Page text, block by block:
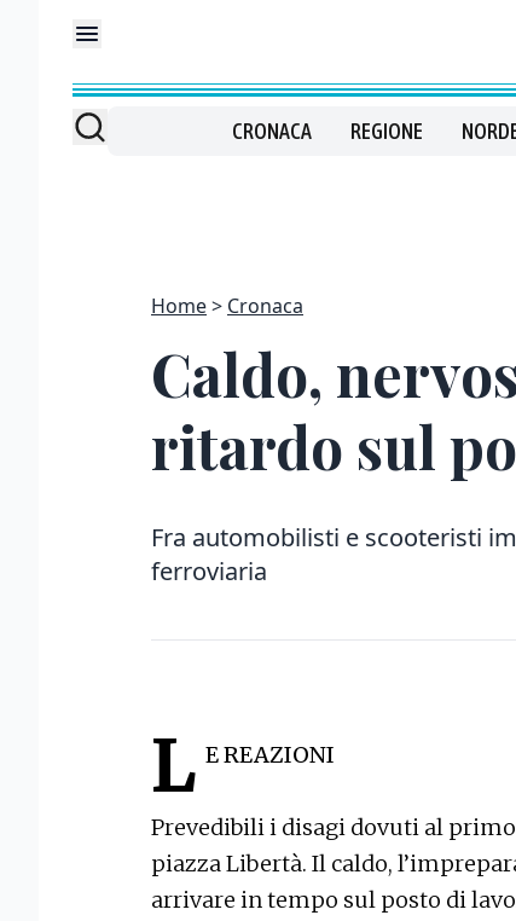
CRONACA REGIONE
Home Cronaca
Caldo,
ritardo sul
Fra automobilisti e scooteristi
ferroviaria
L E REAZIONI
Prevedibili i disagi dovuti al
piazza Libertà. Il caldo,
arrivare in tempo sul posto di